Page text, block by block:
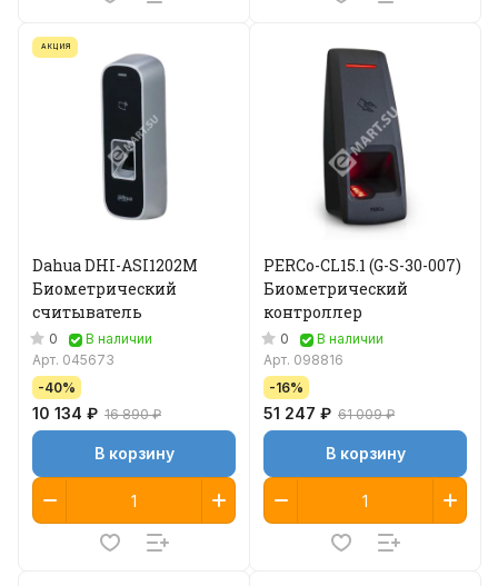
АКЦИЯ
Dahua DHI-ASI1202M
Биометрический
считыватель
0
В наличии
Арт. 045673
-40%
10 134 ₽ 16 890 ₽
В корзину
PERCo-CL15.1 (G-S-30-007)
Биометрический
контроллер
0
В наличии
Арт. 098816
-16%
51 247 ₽ 61 009 ₽
В корзину